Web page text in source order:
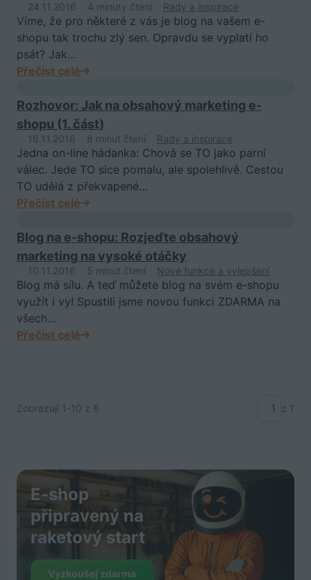
24.11.2016 4 minuty čtení Rady a inspirace
Víme, že pro některé z vás je blog na vašem e-
shopu tak trochu zlý sen. Opravdu se vyplatí ho
psát? Jak…
Přečíst celé
Rozhovor: Jak na obsahový marketing e-
shopu (1. část)
16.11.2016 8 minut čtení Rady a inspirace
Jedna on-line hádanka: Chová se TO jako parní
válec. Jede TO sice pomalu, ale spolehlivě. Cestou
TO udělá z překvapené…
Přečíst celé
Blog na e-shopu: Rozjeďte obsahový
marketing na vysoké otáčky
10.11.2016 5 minut čtení Nové funkce a vylepšení
Blog má sílu. A teď můžete blog na svém e-shopu
využít i vy! Spustili jsme novou funkci ZDARMA na
všech…
Přečíst celé
Zobrazuji 1-10 z 6 z 1
E-shop
připravený na
raketový start
Vyzkoušej zdarma